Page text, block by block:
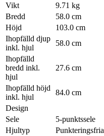
Vikt
9.71 kg
Bredd
58.0 cm
Höjd
103.0 cm
Ihopfälld djup
inkl. hjul
58.0 cm
Ihopfälld
bredd inkl.
hjul
27.6 cm
Ihopfälld höjd
inkl. hjul
84.0 cm
Design
Sele
5-punktssele
Hjultyp
Punkteringsfria